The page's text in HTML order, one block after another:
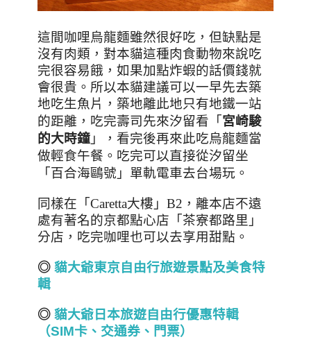
這間咖哩烏龍麵雖然很好吃，但缺點是
沒有肉類，對本貓這種肉食動物來說吃
完很容易餓，如果加點炸蝦的話價錢就
會很貴。所以本貓建議可以一早先去築
地吃生魚片，築地離此地只有地鐵一站
的距離，吃完壽司先來汐留看
「宮崎駿
的大時鐘 」，看完後再來此吃烏龍麵當
做輕食午餐 。吃完可以直接從汐留坐
「百合海鷗號」單軌電車去台場玩。
同樣在 「 Caretta大樓」B2， 離本店不遠
處有著名的京都點心店「茶寮都路里」
分店，吃完咖哩也可以去享用甜點。
◎ 貓大爺東京自由行旅遊景點及美食特
輯
◎ 貓大爺日本旅遊自由行優惠特輯
（SIM卡、交通券、門票）